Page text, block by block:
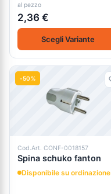
al pezzo
2,36 €
Scegli Variante
-50%
Cod.Art. CONF-0018157
Spina schuko fanton
Disponibile su ordinazione